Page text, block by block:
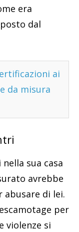
era
dal
ai
da misura
sua casa
avrebbe
di lei.
per
violenze si